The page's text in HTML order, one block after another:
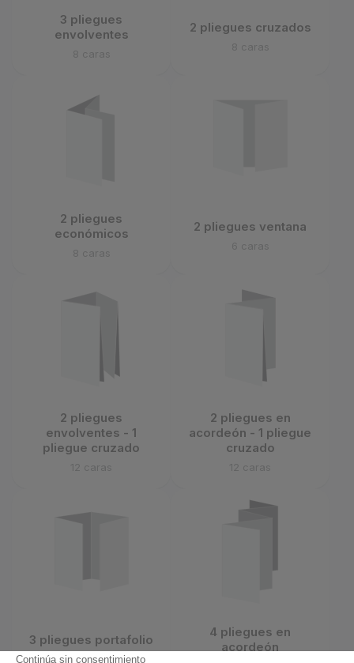
3 pliegues
envolventes
8 caras
2 pliegues cruzados
8 caras
2 pliegues
económicos
8 caras
2 pliegues ventana
6 caras
2 pliegues
envolventes - 1
pliegue cruzado
12 caras
2 pliegues en
acordeón - 1 pliegue
cruzado
12 caras
3 pliegues portafolio
8 caras
4 pliegues en
acordeón